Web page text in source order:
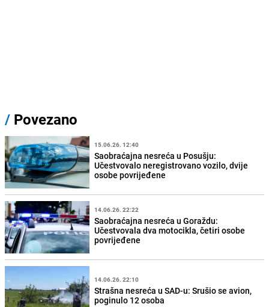
/ Povezano
15.06.26. 12:40
Saobraćajna nesreća u Posušju:
Učestvovalo neregistrovano vozilo, dvije
osobe povrijeđene
14.06.26. 22:22
Saobraćajna nesreća u Goraždu:
Učestvovala dva motocikla, četiri osobe
povrijeđene
14.06.26. 22:10
Strašna nesreća u SAD-u: Srušio se avion,
poginulo 12 osoba